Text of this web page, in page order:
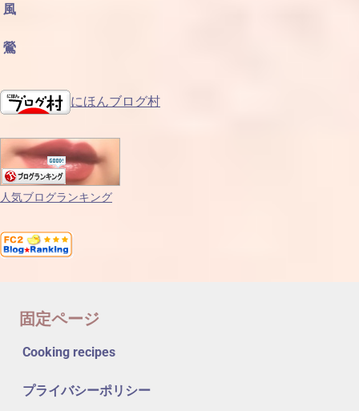
風
鶯
にほんブログ村
人気ブログランキング
固定ページ
Cooking recipes
プライバシーポリシー